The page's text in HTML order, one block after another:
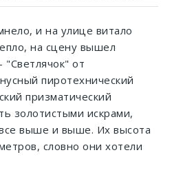
и на улице витало
на сцену вышел
от
пиротехнический
призматический
золотистыми искрами,
выше и выше. Их высота
словно они хотели